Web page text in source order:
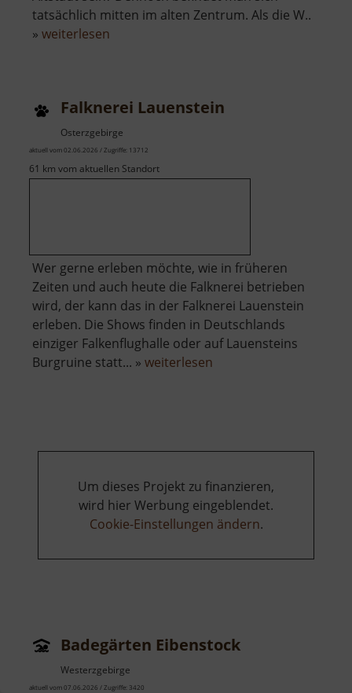
tatsächlich mitten im alten Zentrum. Als die W..
» weiterlesen
Falknerei Lauenstein
Osterzgebirge
aktuell vom 02.06.2026 / Zugriffe: 13712
61 km vom aktuellen Standort
Wer gerne erleben möchte, wie in früheren
Zeiten und auch heute die Falknerei betrieben
wird, der kann das in der Falknerei Lauenstein
erleben. Die Shows finden in Deutschlands
einziger Falkenflughalle oder auf Lauensteins
Burgruine statt... » weiterlesen
Um dieses Projekt zu finanzieren,
wird hier Werbung eingeblendet.
Cookie-Einstellungen ändern.
Badegärten Eibenstock
Westerzgebirge
aktuell vom 07.06.2026 / Zugriffe: 3420